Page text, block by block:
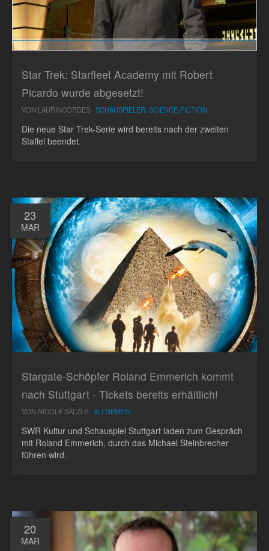
Star Trek: Starfleet Academy mit Robert
Picardo wurde abgesetzt!
VON LAURINCORDES · SCHAUSPIELER, SCIENCE-FICTION
Die neue Star Trek-Serie wird bereits nach der zweiten
Staffel beendet.
23
MAR
Stargate-Schöpfer Roland Emmerich kommt
nach Stuttgart - Tickets bereits erhältlich!
VON NICOLE SÄLZLE · ALLGEMEIN
SWR Kultur und Schauspiel Stuttgart laden zum Gespräch
mit Roland Emmerich, durch das Michael Steinbrecher
führen wird.
20
MAR